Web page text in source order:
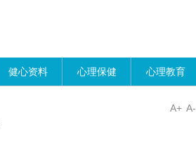
健心资料 心理保健 心理教育
A-
A+